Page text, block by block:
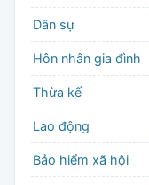
Dân sự
Hôn nhân gia đình
Thừa kế
Lao động
Bảo hiểm xã hội